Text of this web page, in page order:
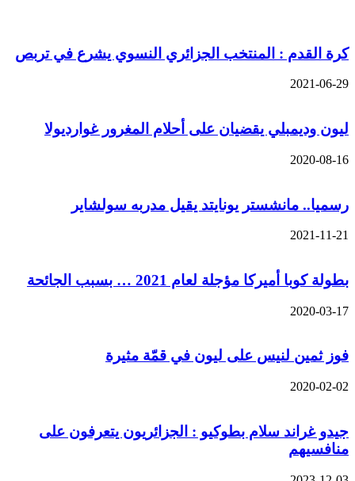
كرة القدم : المنتخب الجزائري النسوي يشرع في تربص
2021-06-29
ليون وديمبلي يقضيان على أحلام المغرور غوارديولا
2020-08-16
رسميا.. مانشستر يونايتد يقيل مدربه سولشاير
2021-11-21
بطولة كوبا أميركا مؤجلة لعام 2021 … بسبب الجائحة
2020-03-17
فوز ثمين لنيس على ليون في قمّة مثيرة
2020-02-02
جيدو غراند سلام بطوكيو : الجزائريون يتعرفون على
منافسيهم